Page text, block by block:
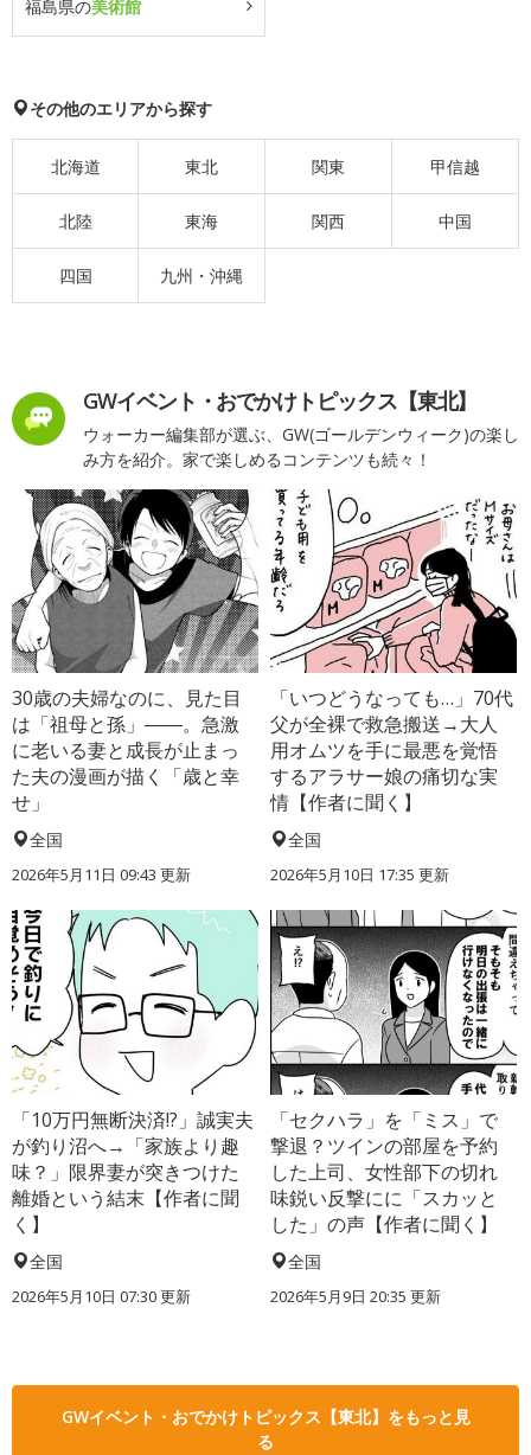
福島県の美術館
その他のエリアから探す
北海道 東北 関東 甲信越
北陸 東海 関西 中国
四国 九州・沖縄
GWイベント・おでかけトピックス【東北】
ウォーカー編集部が選ぶ、GW(ゴールデンウィーク)の楽し
み方を紹介。家で楽しめるコンテンツも続々！
30歳の夫婦なのに、見た目
は「祖母と孫」――。急激
に老いる妻と成長が止まっ
た夫の漫画が描く「歳と幸
せ」
全国
2026年5月11日 09:43 更新
「いつどうなっても…」70代
父が全裸で救急搬送→大人
用オムツを手に最悪を覚悟
するアラサー娘の痛切な実
情【作者に聞く】
全国
2026年5月10日 17:35 更新
「10万円無断決済!?」誠実夫
が釣り沼へ→「家族より趣
味？」限界妻が突きつけた
離婚という結末【作者に聞
く】
全国
2026年5月10日 07:30 更新
「セクハラ」を「ミス」で
撃退？ツインの部屋を予約
した上司、女性部下の切れ
味鋭い反撃にに「スカッと
した」の声【作者に聞く】
全国
2026年5月9日 20:35 更新
GWイベント・おでかけトピックス【東北】をもっと見
る